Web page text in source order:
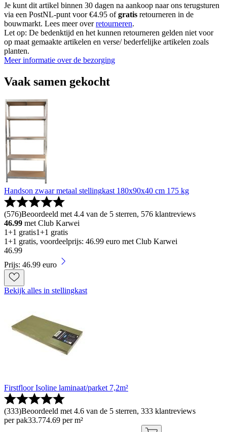
Je kunt dit artikel binnen 30 dagen na aankoop naar ons terugsturen
via een PostNL-punt voor €4.95 ofgratis retourneren in de
bouwmarkt. Lees meer overretourneren.
Let op: De bedenktijd en het kunnen retourneren gelden niet voor
op maat gemaakte artikelen en verse/ bederfelijke artikelen zoals
planten.
Meer informatie over de bezorging
Vaak samen gekocht
Handson zwaar metaal stellingkast 180x90x40 cm 175 kg
(576)Beoordeeld met 4.4 van de 5 sterren, 576 klantreviews
46.99 met Club Karwei
1+1 gratis1+1 gratis
1+1 gratis, voordeelprijs: 46.99 euro met Club Karwei
46.99
Prijs: 46.99 euro
Bekijk alles in stellingkast
Firstfloor Isoline laminaat/parket 7,2m²
(333)Beoordeeld met 4.6 van de 5 sterren, 333 klantreviews
per pak33.774.69 per m²